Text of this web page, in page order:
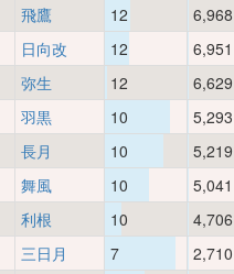
飛鷹 12 6,968
日向改 12 6,951
弥生 12 6,629
羽黒 10 5,293
長月 10 5,219
舞風 10 5,041
利根 10 4,706
三日月 7 2,710